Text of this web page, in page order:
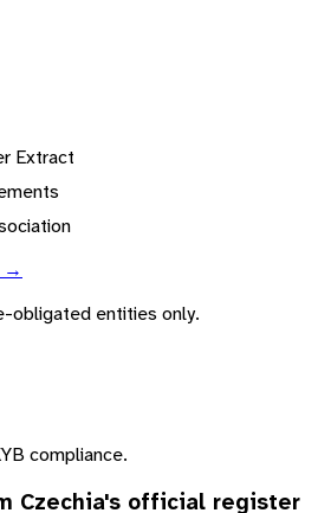
Extract
→
obligated entities only.
compliance.
Czechia's official register